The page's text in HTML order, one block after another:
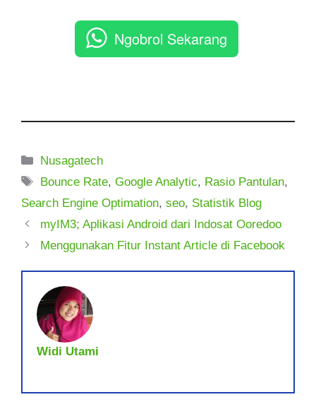
Ngobrol Sekarang
Kategori
Nusagatech
Tag
Bounce Rate,Google Analytic, Rasio Pantulan,
Search Engine Optimation, seo, Statistik Blog
myIM3; Aplikasi Android dari Indosat Ooredoo
Menggunakan Fitur Instant Article di Facebook
Widi Utami